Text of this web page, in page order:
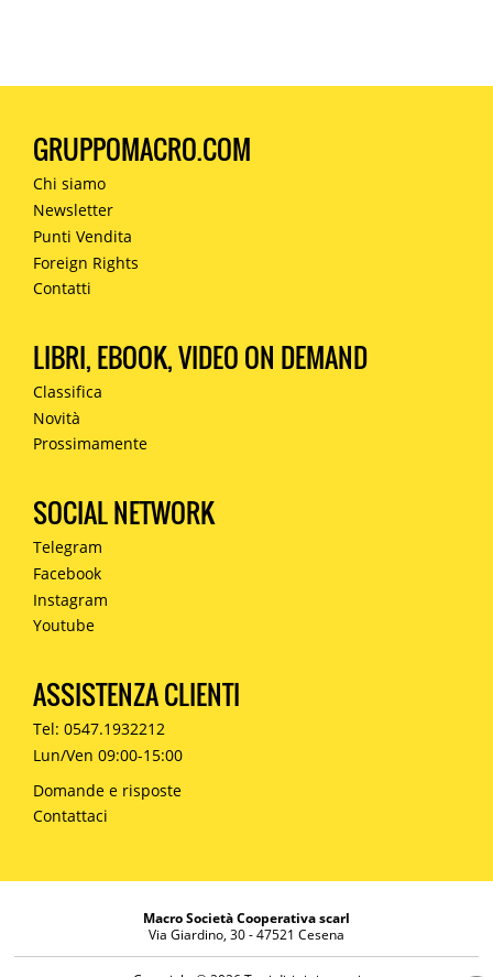
GRUPPOMACRO.COM
Chi siamo
Newsletter
Punti Vendita
Foreign Rights
Contatti
LIBRI, EBOOK, VIDEO ON DEMAND
Classifica
Novità
Prossimamente
SOCIAL NETWORK
Telegram
Facebook
Instagram
Youtube
ASSISTENZA CLIENTI
Tel: 0547.1932212
Lun/Ven 09:00-15:00
Domande e risposte
Contattaci
Macro Società Cooperativa scarl
Via Giardino, 30 - 47521 Cesena